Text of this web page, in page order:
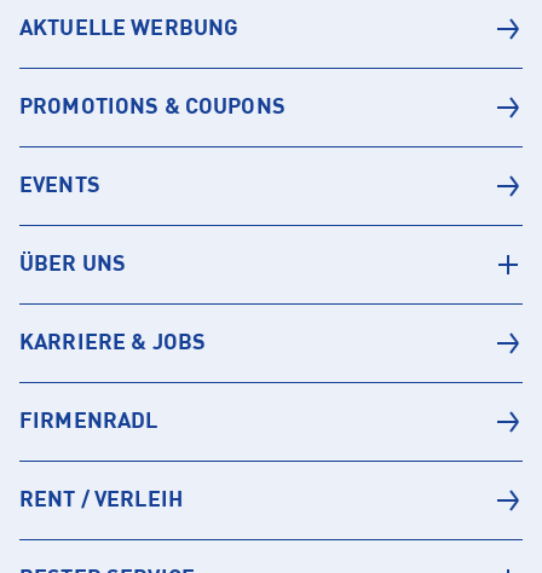
AKTUELLE WERBUNG
PROMOTIONS & COUPONS
EVENTS
ÜBER UNS
KARRIERE & JOBS
FIRMENRADL
RENT / VERLEIH